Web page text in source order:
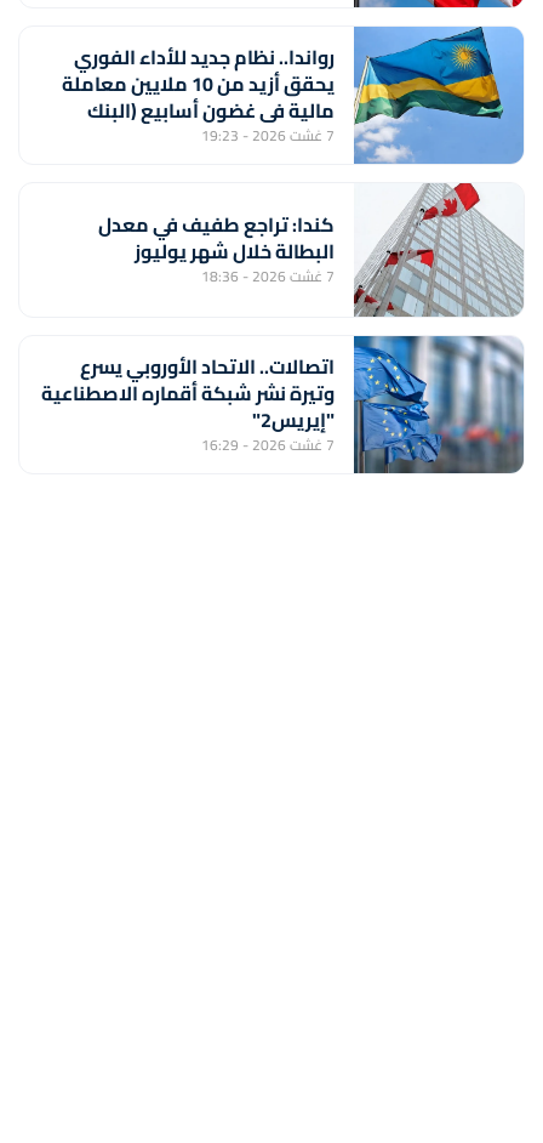
رواندا.. نظام جديد للأداء الفوري
يحقق أزيد من 10 ملايين معاملة
مالية في غضون أسابيع (البنك
المركزي)
7 غشت 2026 - 19:23
كندا: تراجع طفيف في معدل
البطالة خلال شهر يوليوز
7 غشت 2026 - 18:36
اتصالات.. الاتحاد الأوروبي يسرع
وتيرة نشر شبكة أقماره الاصطناعية
"إيريس2"
7 غشت 2026 - 16:29